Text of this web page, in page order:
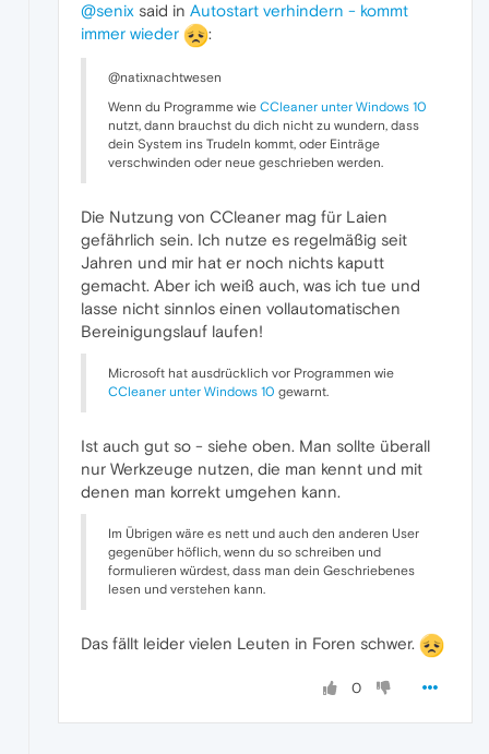
@senix said in Autostart verhindern - kommt
immer wieder
:
@natixnachtwesen
Wenn du Programme wie CCleaner unter Windows 10
nutzt, dann brauchst du dich nicht zu wundern, dass
dein System ins Trudeln kommt, oder Einträge
verschwinden oder neue geschrieben werden.
Die Nutzung von CCleaner mag für Laien
gefährlich sein. Ich nutze es regelmäßig seit
Jahren und mir hat er noch nichts kaputt
gemacht. Aber ich weiß auch, was ich tue und
lasse nicht sinnlos einen vollautomatischen
Bereinigungslauf laufen!
Microsoft hat ausdrücklich vor Programmen wie
CCleaner unter Windows 10 gewarnt.
Ist auch gut so - siehe oben. Man sollte überall
nur Werkzeuge nutzen, die man kennt und mit
denen man korrekt umgehen kann.
Im Übrigen wäre es nett und auch den anderen User
gegenüber höflich, wenn du so schreiben und
formulieren würdest, dass man dein Geschriebenes
lesen und verstehen kann.
Das fällt leider vielen Leuten in Foren schwer.
0